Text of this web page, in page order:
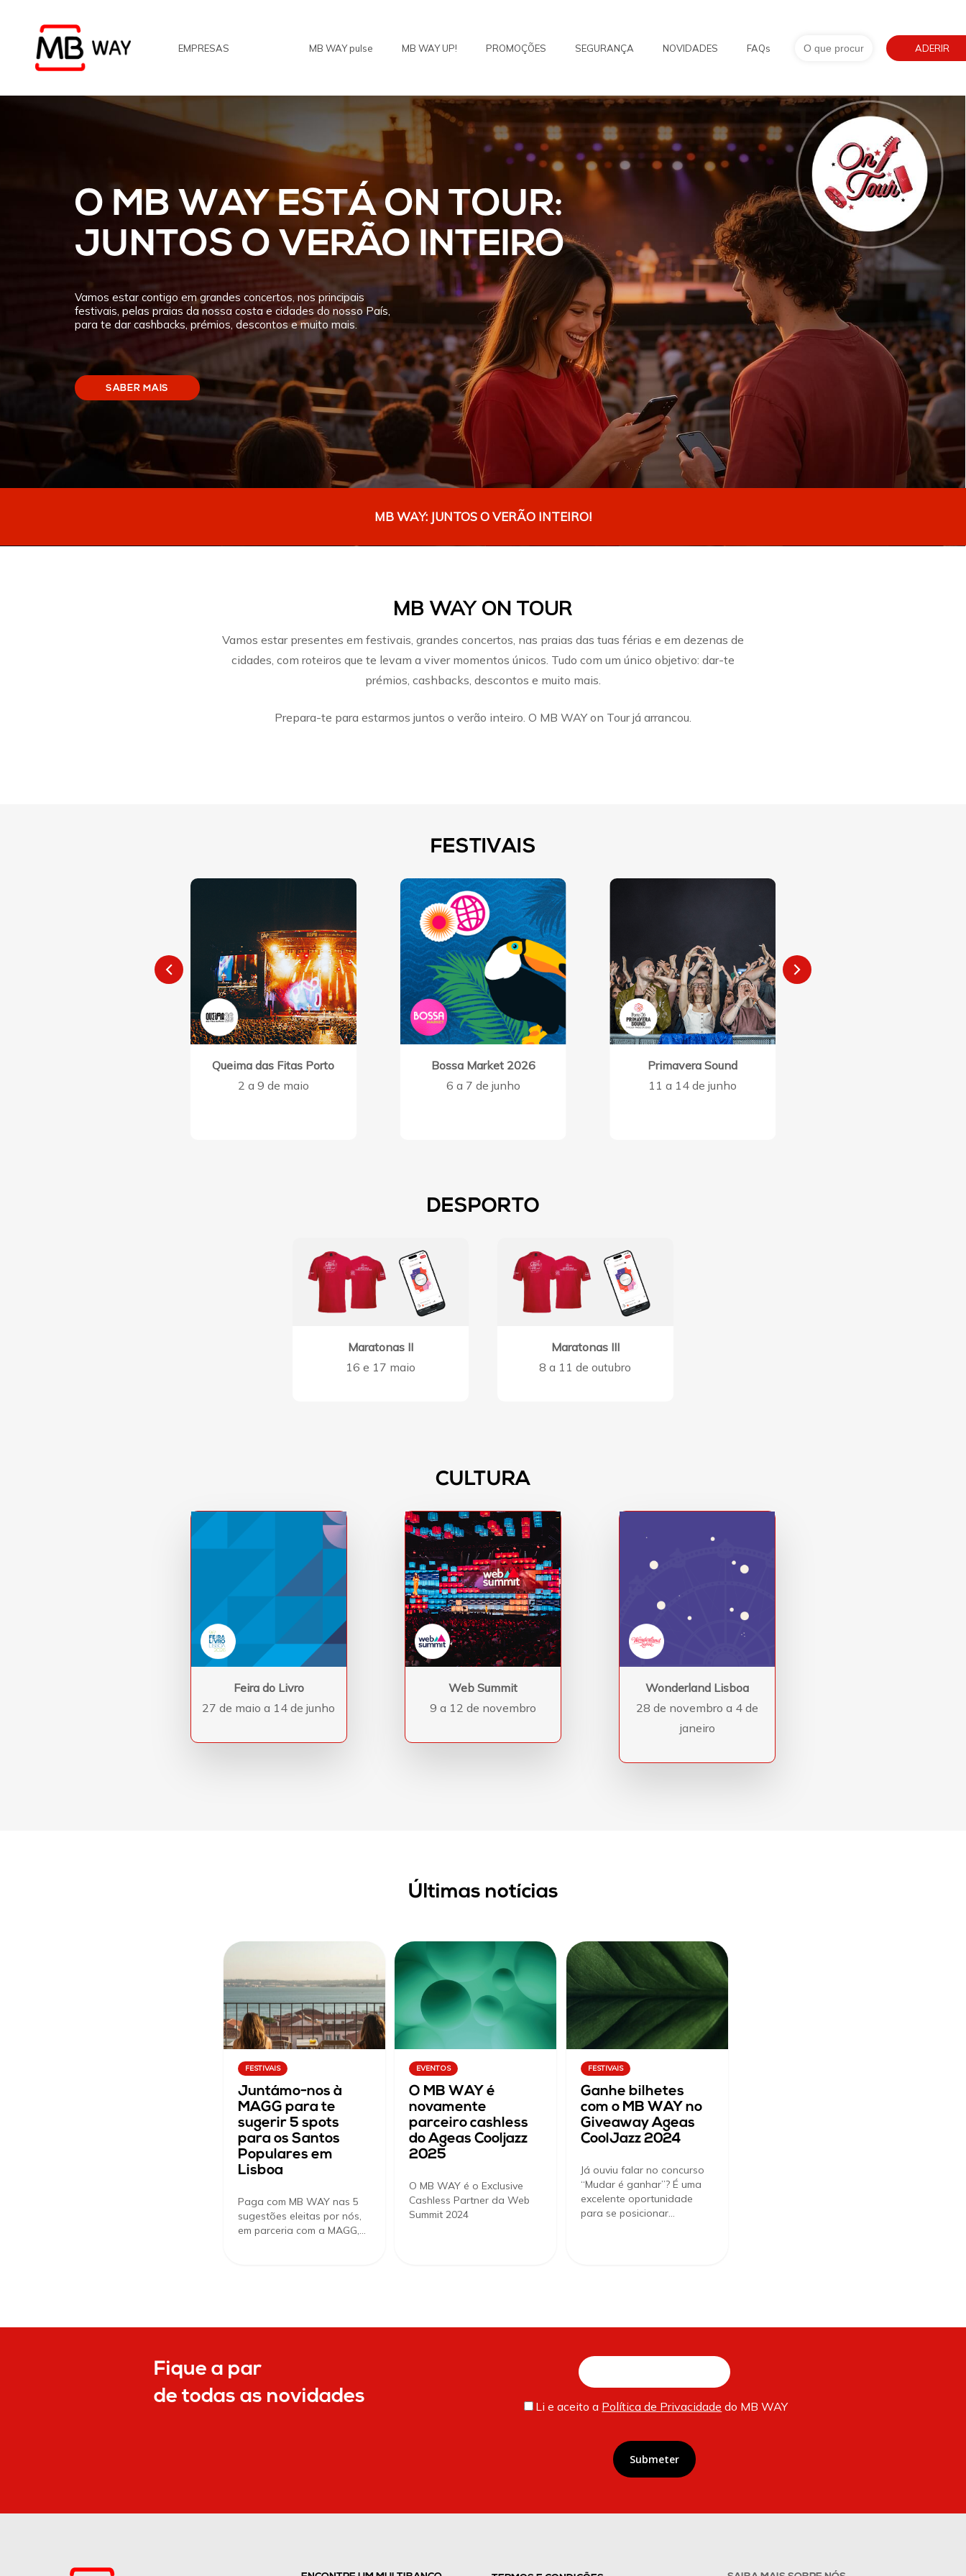
content
EMPRESAS MB WAY pulse MB WAY UP! PROMOÇÕES SEGURANÇA NOVIDADES FAQs ADERIR
MB WAY: JUNTOS O VERÃO INTEIRO!
SABER MAIS
Vamos estar contigo em grandes concertos, nos principais
festivais, pelas praias da nossa costa e cidades do nosso País,
para te dar cashbacks, prémios, descontos e muito mais.
O MB WAY ESTÁ ON TOUR:
JUNTOS O VERÃO INTEIRO
MB WAY ON TOUR
Vamos estar presentes em festivais, grandes concertos, nas praias das tuas férias e em dezenas de
cidades, com roteiros que te levam a viver momentos únicos. Tudo com um único objetivo: dar-te
prémios, cashbacks, descontos e muito mais.
Prepara-te para estarmos juntos o verão inteiro. O MB WAY on Tour já arrancou.
FESTIVAIS
Bossa Market 2026
6 a 7 de junho
Primavera Sound
11 a 14 de junho
Queima das Fitas Porto
2 a 9 de maio
DESPORTO
Maratonas II
16 e 17 maio
Maratonas III
8 a 11 de outubro
CULTURA
Feira do Livro
27 de maio a 14 de junho
Web Summit
9 a 12 de novembro
Wonderland Lisboa
28 de novembro a 4 de
janeiro
Últimas notícias
FESTIVAIS
Juntámo-nos à
MAGG para te
sugerir 5 spots
para os Santos
Populares em
Lisboa
Paga com MB WAY nas 5
sugestões eleitas por nós,
em parceria com a MAGG,…
EVENTOS
O MB WAY é
novamente
parceiro cashless
do Ageas Cooljazz
2025
O MB WAY é o Exclusive
Cashless Partner da Web
Summit 2024
FESTIVAIS
Ganhe bilhetes
com o MB WAY no
Giveaway Ageas
CoolJazz 2024
Já ouviu falar no concurso
“Mudar é ganhar”? É uma
excelente oportunidade
para se posicionar…
Fique a par
de todas as novidades
e-
Li e aceito a Política de Privacidade do MB WAY